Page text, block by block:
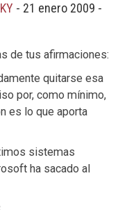
- 21 enero 2009 -
de tus afirmaciones:
quitarse esa
por, como mínimo,
es lo que aporta
sistemas
ha sacado al